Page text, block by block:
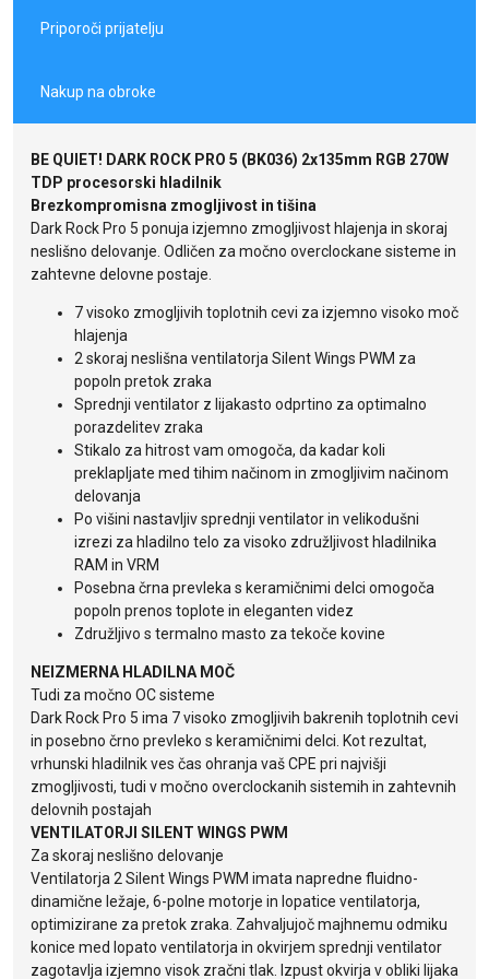
Priporoči prijatelju
Nakup na obroke
BE QUIET! DARK ROCK PRO 5 (BK036) 2x135mm RGB 270W
TDP procesorski hladilnik
Brezkompromisna zmogljivost in tišina
Dark Rock Pro 5 ponuja izjemno zmogljivost hlajenja in skoraj
neslišno delovanje. Odličen za močno overclockane sisteme in
zahtevne delovne postaje.
7 visoko zmogljivih toplotnih cevi za izjemno visoko moč
hlajenja
2 skoraj neslišna ventilatorja Silent Wings PWM za
popoln pretok zraka
Sprednji ventilator z lijakasto odprtino za optimalno
porazdelitev zraka
Stikalo za hitrost vam omogoča, da kadar koli
preklapljate med tihim načinom in zmogljivim načinom
delovanja
Po višini nastavljiv sprednji ventilator in velikodušni
izrezi za hladilno telo za visoko združljivost hladilnika
RAM in VRM
Posebna črna prevleka s keramičnimi delci omogoča
popoln prenos toplote in eleganten videz
Združljivo s termalno masto za tekoče kovine
NEIZMERNA HLADILNA MOČ
Tudi za močno OC sisteme
Dark Rock Pro 5 ima 7 visoko zmogljivih bakrenih toplotnih cevi
in posebno črno prevleko s keramičnimi delci. Kot rezultat,
vrhunski hladilnik ves čas ohranja vaš CPE pri najvišji
zmogljivosti, tudi v močno overclockanih sistemih in zahtevnih
delovnih postajah
VENTILATORJI SILENT WINGS PWM
Za skoraj neslišno delovanje
Ventilatorja 2 Silent Wings PWM imata napredne fluidno-
dinamične ležaje, 6-polne motorje in lopatice ventilatorja,
optimizirane za pretok zraka. Zahvaljujoč majhnemu odmiku
konice med lopato ventilatorja in okvirjem sprednji ventilator
zagotavlja izjemno visok zračni tlak. Izpust okvirja v obliki lijaka